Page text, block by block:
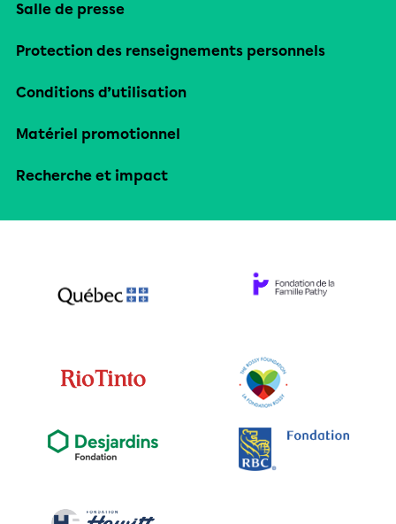
Salle de presse
Protection des renseignements personnels
Conditions d’utilisation
Matériel promotionnel
Recherche et impact